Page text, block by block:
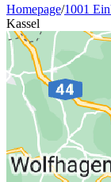
Homepage/1001
Kassel